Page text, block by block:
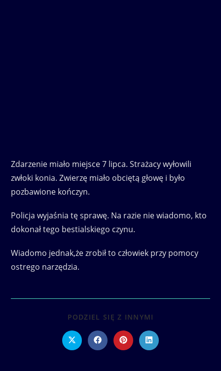
Zdarzenie miało miejsce 7 lipca. Strażacy wyłowili
zwłoki konia. Zwierzę miało obciętą głowę i było
pozbawione kończyn.
Policja wyjaśnia tę sprawę. Na razie nie wiadomo, kto
dokonał tego bestialskiego czynu.
Wiadomo jednak,że zrobił to człowiek przy pomocy
ostrego narzędzia.
PODZIEL SIĘ Z INNYMI
CONTENT
Opens
in
Opens
in
Opens
in
Opens
in